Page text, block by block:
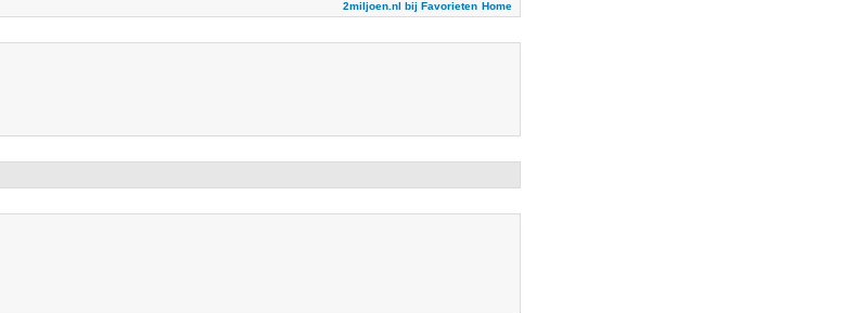
2miljoen.nl bij Favorieten Home